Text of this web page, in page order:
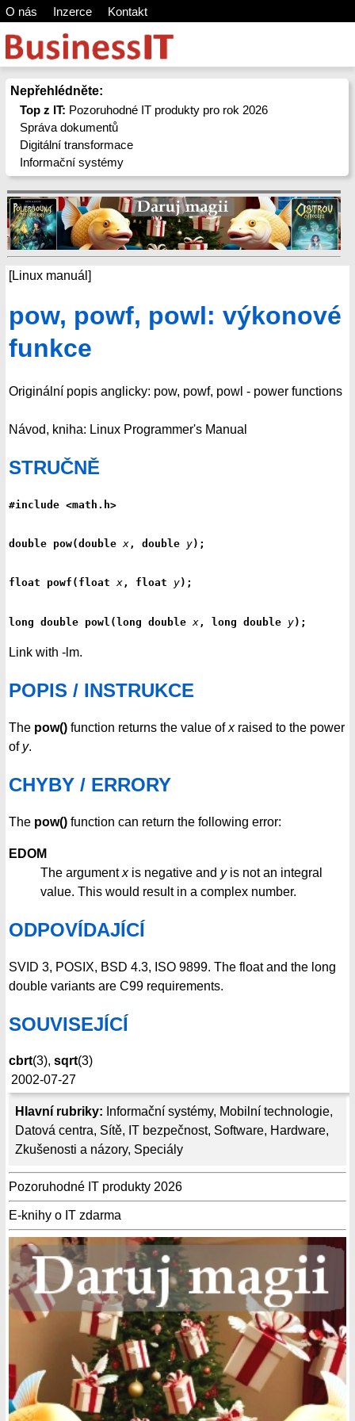
O nás Inzerce Kontakt
Nepřehlédněte:
Top z IT: Pozoruhodné IT produkty pro rok 2026
Správa dokumentů
Digitální transformace
Informační systémy
Hlavní rubriky: Informační systémy, Mobilní technologie,
Datová centra, Sítě, IT bezpečnost, Software, Hardware,
Zkušenosti a názory, Speciály
Pozoruhodné IT produkty 2026
E-knihy o IT zdarma
[Linux manuál]
pow, powf, powl: výkonové
funkce
Originální popis anglicky: pow, powf, powl - power functions
Návod, kniha: Linux Programmer's Manual
STRUČNĚ
#include <math.h>
double pow(double x , double y);
float powf(float x, float y);
long double powl(long double x , long double y);
Link with -lm.
POPIS / INSTRUKCE
The pow() function returns the value ofxraised to the power
of y.
CHYBY / ERRORY
The pow() function can return the following error:
EDOM
The argumentxis negative and yis not an integral
value. This would result in a complex number.
ODPOVÍDAJÍCÍ
SVID 3, POSIX, BSD 4.3, ISO 9899. The float and the long
double variants are C99 requirements.
SOUVISEJÍCÍ
cbrt(3), sqrt(3)
2002-07-27